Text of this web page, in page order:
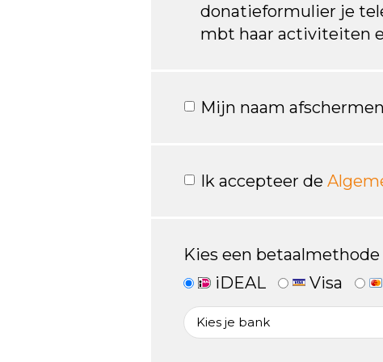
donatieformulier je
mbt haar activiteiten
Mijn naam
Ik accepteer de
Kies een betaalmethode
iDEAL
Visa